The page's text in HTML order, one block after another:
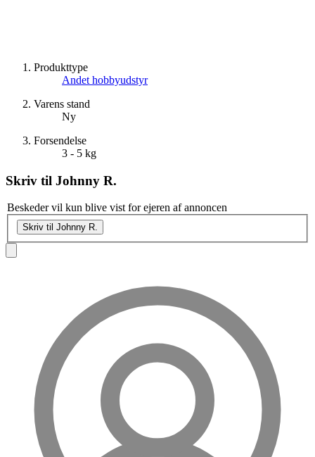
Produkttype
Andet hobbyudstyr
Varens stand
Ny
Forsendelse
3 - 5 kg
Skriv til Johnny R.
Beskeder vil kun blive vist for ejeren af annoncen
Skriv til Johnny R.